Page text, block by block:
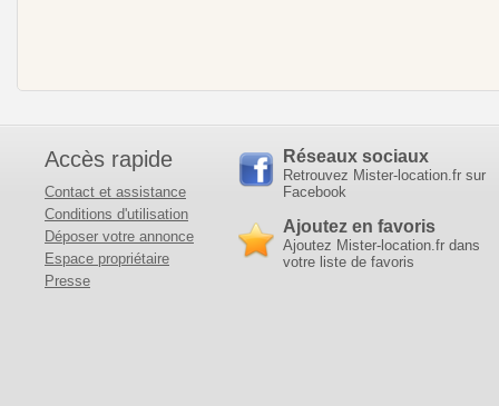
Accès rapide
Contact et assistance
Conditions d'utilisation
Déposer votre annonce
Espace propriétaire
Presse
Réseaux sociaux
Retrouvez Mister-location.fr sur
Facebook
Ajoutez en favoris
Ajoutez Mister-location.fr dans
votre liste de favoris